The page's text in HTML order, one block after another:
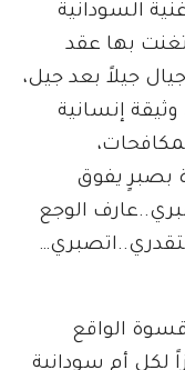
السودانية
تغنت بها عقد
جيلاً بعد جيل،
إنسانية
بصبرٍ يفوق
الوجع
الواقع
لكل أم سودانية